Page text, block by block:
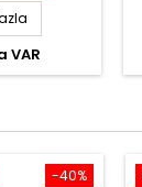
VAR
-40%